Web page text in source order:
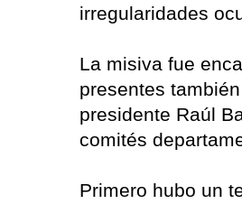
irregularidades
La misiva fue
presentes
presidente Raúl
comités
Primero hubo un